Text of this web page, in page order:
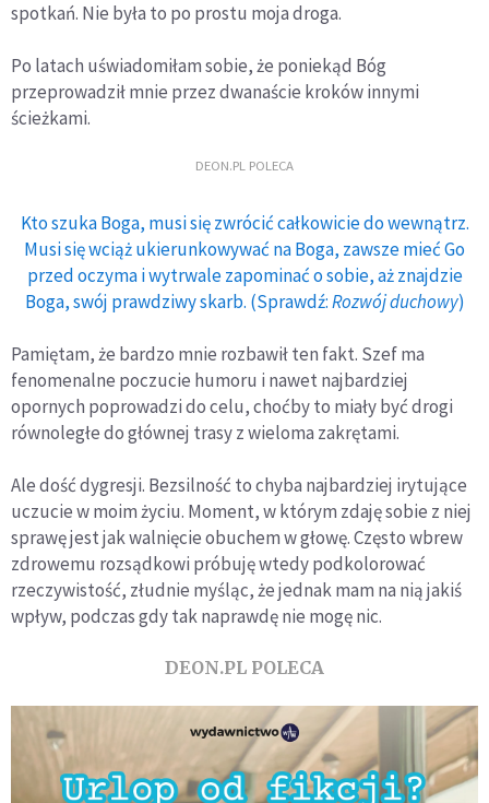
spotkań. Nie była to po prostu moja droga.
Po latach uświadomiłam sobie, że poniekąd Bóg
przeprowadził mnie przez dwanaście kroków innymi
ścieżkami.
DEON.PL POLECA
Kto szuka Boga, musi się zwrócić całkowicie do wewnątrz.
Musi się wciąż ukierunkowywać na Boga, zawsze mieć Go
przed oczyma i wytrwale zapominać o sobie, aż znajdzie
Boga, swój prawdziwy skarb. (Sprawdź:Rozwój duchowy)
Pamiętam, że bardzo mnie rozbawił ten fakt. Szef ma
fenomenalne poczucie humoru i nawet najbardziej
opornych poprowadzi do celu, choćby to miały być drogi
równoległe do głównej trasy z wieloma zakrętami.
Ale dość dygresji. Bezsilność to chyba najbardziej irytujące
uczucie w moim życiu. Moment, w którym zdaję sobie z niej
sprawę jest jak walnięcie obuchem w głowę. Często wbrew
zdrowemu rozsądkowi próbuję wtedy podkolorować
rzeczywistość, złudnie myśląc, że jednak mam na nią jakiś
wpływ, podczas gdy tak naprawdę nie mogę nic.
DEON.PL POLECA